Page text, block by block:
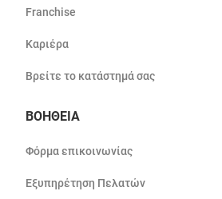
Franchise
Καριέρα
Βρείτε το κατάστημά σας
ΒΟΗΘΕΙΑ
Φόρμα επικοινωνίας
Εξυπηρέτηση Πελατών